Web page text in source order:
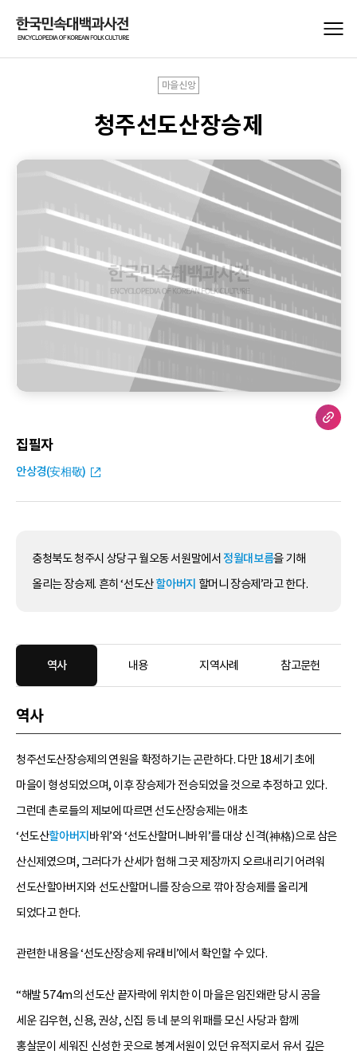
마을신앙
청주선도산장승제
집필자
안상경(安相敬)
충청북도 청주시 상당구 월오동 서원말에서정월대보름을 기해
올리는 장승제. 흔히 ‘선도산할아버지 할머니 장승제’라고 한다.
역사 내용 지역사례 참고문헌
역사
청주선도산장승제의 연원을 확정하기는 곤란하다. 다만 18세기 초에
마을이 형성되었으며, 이후 장승제가 전승되었을 것으로 추정하고 있다.
그런데 촌로들의 제보에 따르면 선도산장승제는 애초
‘선도산할아버지 바위’와 ‘선도산할머니바위’를 대상 신격(神格)으로 삼은
산신제였으며, 그러다가 산세가 험해 그곳 제장까지 오르내리기 어려워
선도산할아버지와 선도산할머니를 장승으로 깎아 장승제를 올리게
되었다고 한다.
관련한 내용을 ‘선도산장승제 유래비’에서 확인할 수 있다.
“해발 574m의 선도산 끝자락에 위치한 이 마을은 임진왜란 당시 공을
세운 김우현, 신용, 권상, 신집 등 네 분의 위패를 모신 사당과 함께
홍살문이 세워진 신성한 곳으로 봉계서원이 있던 유적지로서 유서 깊은